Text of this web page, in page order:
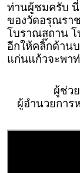
ท่านผู้ชมครับ
ของวัดอรุณรา
โบราณสถาน
อีกให้คลิ๊กด้าน
แก่นแก้วจะพา
ผู้ช่ว
ผู้อำนวยกา